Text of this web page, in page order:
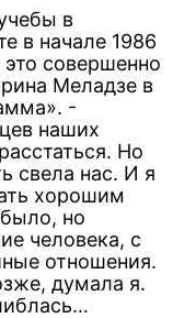
в
в начале 1986
это совершенно
Меладзе в
-
наших
Но
свела нас. И я
хорошим
но
человека, с
отношения.
думала я.